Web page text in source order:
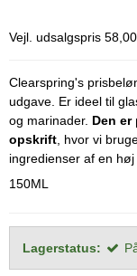
Vejl. udsalgspris
Clearspring's
udgave. Er ideel til
og marinader. Den
opskrift , hvor vi
ingredienser af en
150ML
Lagerstatus: